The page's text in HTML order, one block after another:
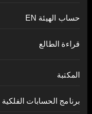
حساب الهيئة EN
قراءة الطالع
المكتبة
برنامج الحسابات الفلكية